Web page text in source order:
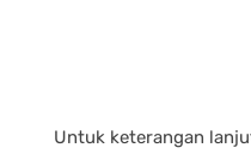
Untuk keterangan